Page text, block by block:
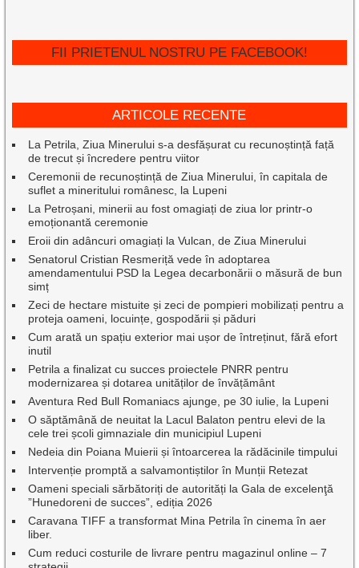
FII PRIETENUL NOSTRU PE FACEBOOK!
ARTICOLE RECENTE
La Petrila, Ziua Minerului s-a desfășurat cu recunoștință față
de trecut și încredere pentru viitor
Ceremonii de recunoștință de Ziua Minerului, în capitala de
suflet a mineritului românesc, la Lupeni
La Petroșani, minerii au fost omagiați de ziua lor printr-o
emoționantă ceremonie
Eroii din adâncuri omagiați la Vulcan, de Ziua Minerului
Senatorul Cristian Resmeriță vede în adoptarea
amendamentului PSD la Legea decarbonării o măsură de bun
simț
Zeci de hectare mistuite și zeci de pompieri mobilizați pentru a
proteja oameni, locuințe, gospodării și păduri
Cum arată un spațiu exterior mai ușor de întreținut, fără efort
inutil
Petrila a finalizat cu succes proiectele PNRR pentru
modernizarea și dotarea unităților de învățământ
Aventura Red Bull Romaniacs ajunge, pe 30 iulie, la Lupeni
O săptămână de neuitat la Lacul Balaton pentru elevi de la
cele trei școli gimnaziale din municipiul Lupeni
Nedeia din Poiana Muierii și întoarcerea la rădăcinile timpului
Intervenție promptă a salvamontiștilor în Munții Retezat
Oameni speciali sărbătoriți de autorități la Gala de excelenţă
”Hunedoreni de succes”, ediția 2026
Caravana TIFF a transformat Mina Petrila în cinema în aer
liber.
Cum reduci costurile de livrare pentru magazinul online – 7